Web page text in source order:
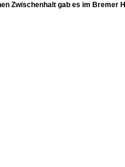
Zwischenhalt gab es im Bremer